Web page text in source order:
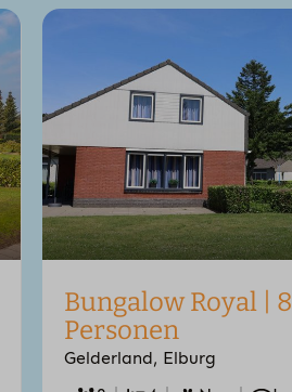
Bungalow Royal | 8
Personen
Gelderland, Elburg